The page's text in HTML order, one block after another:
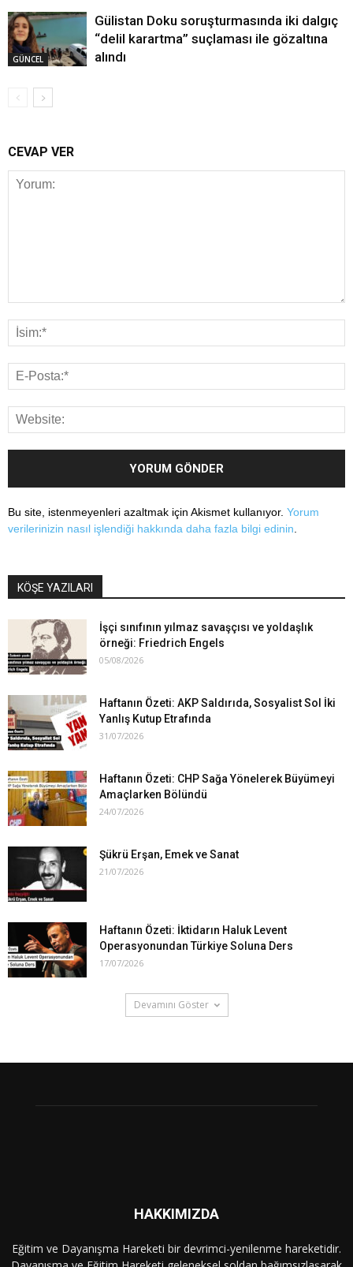
GÜNCEL
Gülistan Doku soruşturmasında iki dalgıç
“delil karartma” suçlaması ile gözaltına
alındı
CEVAP VER
Bu site, istenmeyenleri azaltmak için Akismet kullanıyor. Yorum
verilerinizin nasıl işlendiği hakkında daha fazla bilgi edinin
KÖŞE YAZILARI
İşçi sınıfının yılmaz savaşçısı ve yoldaşlık
örneği: Friedrich Engels
05/08/2026
Haftanın Özeti: AKP Saldırıda, Sosyalist Sol İki
Yanlış Kutup Etrafında
31/07/2026
Haftanın Özeti: CHP Sağa Yönelerek Büyümeyi
Amaçlarken Bölündü
24/07/2026
Şükrü Erşan, Emek ve Sanat
21/07/2026
Haftanın Özeti: İktidarın Haluk Levent
Operasyonundan Türkiye Soluna Ders
17/07/2026
Devamını Göster
HAKKIMIZDA
Eğitim ve Dayanışma Hareketi bir devrimci-yenilenme hareketidir.